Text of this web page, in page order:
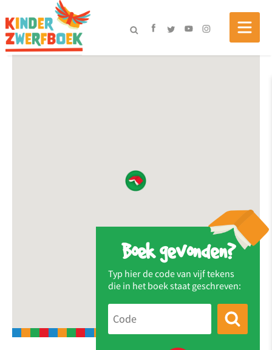
Boek gevonden?
Typ hier de code van vijf tekens
die in het boek staat geschreven: